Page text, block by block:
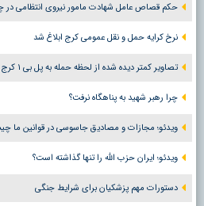
حکم قصاص عامل شهادت مامور نیروی انتظامی در
نرخ کرایه حمل و نقل عمومی کرج ابلاغ شد
تصاویر کمتر دیده شده از لحظه حمله به پل بی ۱ کرج
چرا رهبر شهید به پناهگاه نرفت؟
ویدئو؛ مجازات و مصادیق جاسوسی در قوانین ما
ویدئو؛ ایران حزب الله را تنها گذاشته است؟
دستورات مهم پزشکیان برای شرایط جنگی